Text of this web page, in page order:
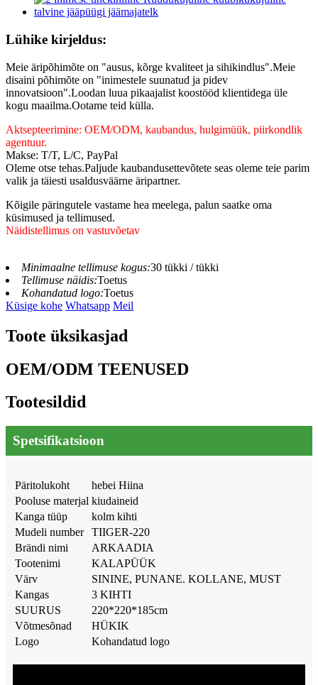
Lühike kirjeldus:
Meie äripõhimõte on "ausus, kõrge kvaliteet ja sihikindlus".Meie
disaini põhimõte on "inimestele suunatud ja pidev
innovatsioon".Loodan luua pikaajalist koostööd klientidega üle
kogu maailma.Ootame teid külla.
Aktsepteerimine: OEM/ODM, kaubandus, hulgimüük, piirkondlik
agentuur.
Makse: T/T, L/C, PayPal
Oleme otse tehas.Paljude kaubandusettevõtete seas oleme teie parim
valik ja täiesti usaldusväärne äripartner.
Kõigile päringutele vastame hea meelega, palun saatke oma
küsimused ja tellimused.
Näidistellimus on vastuvõetav
Minimaalne tellimuse kogus:30 tükki / tükki
Tellimuse näidis:Toetus
Kohandatud logo:Toetus
Küsige kohe Whatsapp Meil
Toote üksikasjad
OEM/ODM TEENUSED
Tootesildid
Spetsifikatsioon
Päritolukoht
hebei Hiina
Pooluse materjal kiudaineid
Kanga tüüp
kolm kihti
Mudeli number
TIIGER-220
Brändi nimi
ARKAADIA
Tootenimi
KALAPÜÜK
Värv
SININE, PUNANE. KOLLANE, MUST
Kangas
3 KIHTI
SUURUS
220*220*185cm
Võtmesõnad
HÜKIK
Logo
Kohandatud logo